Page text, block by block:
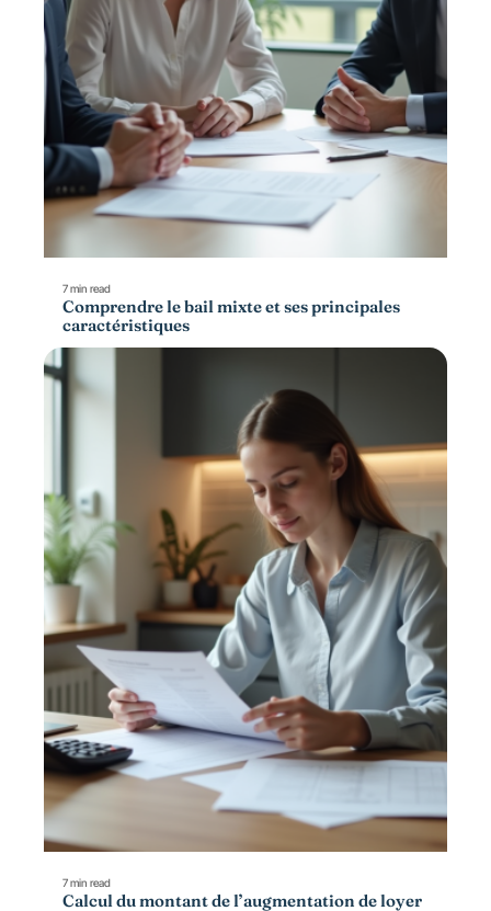
7 min read
Comprendre le bail mixte et ses principales
caractéristiques
7 min read
Calcul du montant de l’augmentation de loyer